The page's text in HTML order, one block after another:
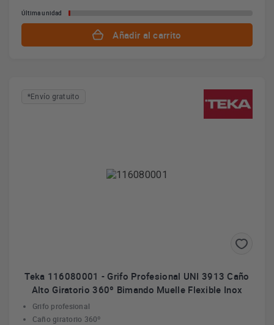
Última unidad
Añadir al carrito
*Envío gratuito
Teka 116080001 - Grifo Profesional UNI 3913 Caño
Alto Giratorio 360º Bimando Muelle Flexible Inox
Grifo profesional
Caño giratorio 360º